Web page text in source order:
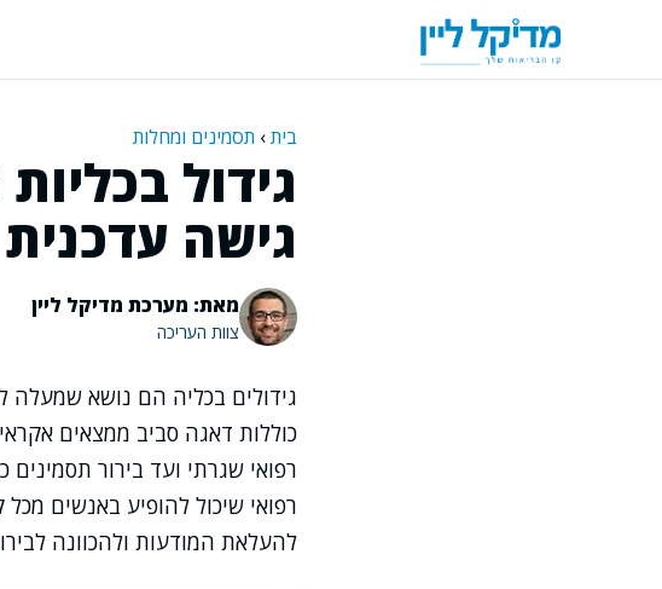
בית› תסמינים ומחלות
גידול
גישה עדכנית
מאת: מערכת מדיקל ליין
צוות העריכה
גידולים בכליה הם נושא
כוללות דאגה סביב ממצאים
רפואי שגרתי ועד בירור
רפואי שיכול להופיע באנשים
להעלאת המודעות ולהכוונה